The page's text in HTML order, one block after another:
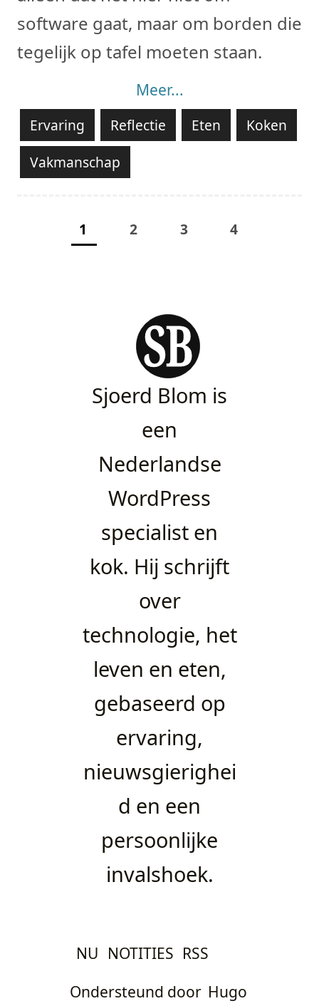
software gaat, maar om borden die
tegelijk op tafel moeten staan.
Meer...
Ervaring Reflectie Eten
Koken
Vakmanschap
1 2 3 4
Sjoerd Blom is
een
Nederlandse
WordPress
specialist en
kok. Hij schrijft
over
technologie, het
leven en eten,
gebaseerd op
ervaring,
nieuwsgierighei
d en een
persoonlijke
invalshoek.
NU NOTITIES RSS
Ondersteund door Hugo